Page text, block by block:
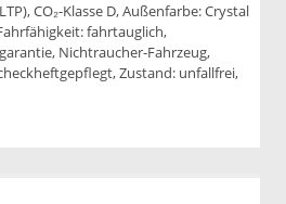
CO₂-Klasse D, Außenfarbe: Crystal
fahrtauglich,
Nichtraucher-Fahrzeug,
Zustand: unfallfrei,
drucken